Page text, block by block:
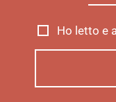
Ho letto e